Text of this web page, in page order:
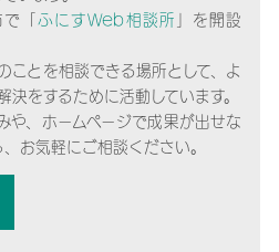
「ふにすWeb相談所 」を開設
とを相談できる場所として、よ
をするために活動しています。
、ホームページで成果が出せな
お気軽にご相談ください。